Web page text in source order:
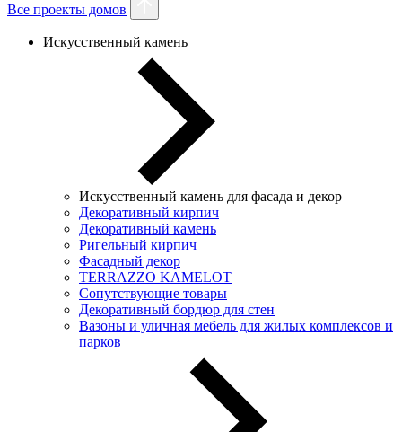
Все проекты домов
Искусственный камень
Искусственный камень для фасада и декор
Декоративный кирпич
Декоративный камень
Ригельный кирпич
Фасадный декор
TERRAZZO KAMELOT
Сопутствующие товары
Декоративный бордюр для стен
Вазоны и уличная мебель для жилых комплексов и
парков